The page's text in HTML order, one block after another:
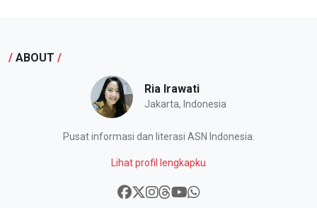
/ ABOUT /
Ria Irawati
Jakarta, Indonesia
Pusat informasi dan literasi ASN Indonesia.
Lihat profil lengkapku